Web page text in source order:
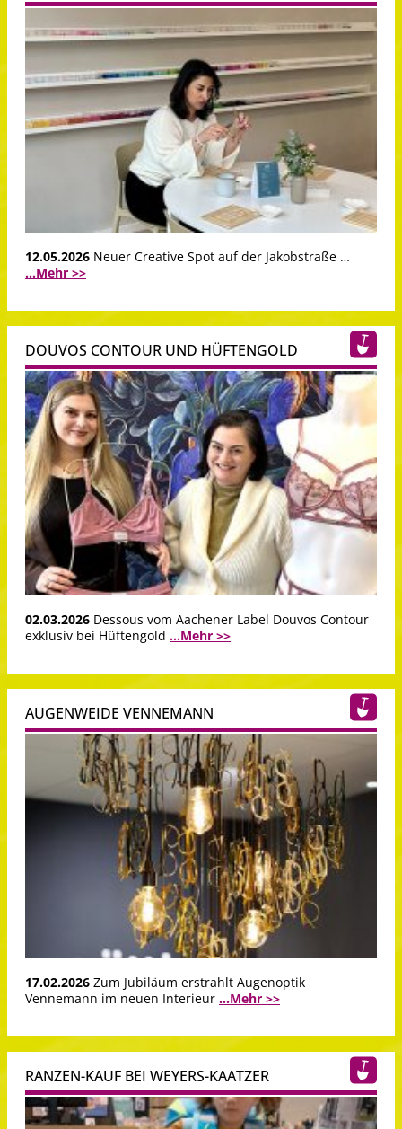
12.05.2026 Neuer Creative Spot auf der Jakobstraße …
...Mehr >>
DOUVOS CONTOUR UND HÜFTENGOLD
02.03.2026 Dessous vom Aachener Label Douvos Contour
exklusiv bei Hüftengold ...Mehr >>
AUGENWEIDE VENNEMANN
17.02.2026 Zum Jubiläum erstrahlt Augenoptik
Vennemann im neuen Interieur ...Mehr >>
RANZEN-KAUF BEI WEYERS-KAATZER